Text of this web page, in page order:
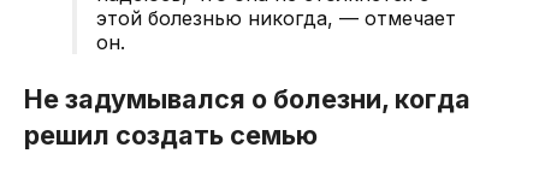
этой болезнью никогда, — отмечает
он.
Не задумывался о болезни, когда
решил создать семью